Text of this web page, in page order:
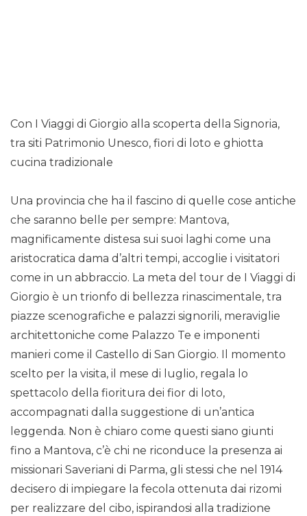
Con I Viaggi di Giorgio alla scoperta della Signoria,
tra siti Patrimonio Unesco, fiori di loto e ghiotta
cucina tradizionale
Una provincia che ha il fascino di quelle cose antiche
che saranno belle per sempre: Mantova,
magnificamente distesa sui suoi laghi come una
aristocratica dama d’altri tempi, accoglie i visitatori
come in un abbraccio. La meta del tour de I Viaggi di
Giorgio è un trionfo di bellezza rinascimentale, tra
piazze scenografiche e palazzi signorili, meraviglie
architettoniche come Palazzo Te e imponenti
manieri come il Castello di San Giorgio. Il momento
scelto per la visita, il mese di luglio, regala lo
spettacolo della fioritura dei fior di loto,
accompagnati dalla suggestione di un’antica
leggenda. Non è chiaro come questi siano giunti
fino a Mantova, c’è chi ne riconduce la presenza ai
missionari Saveriani di Parma, gli stessi che nel 1914
decisero di impiegare la fecola ottenuta dai rizomi
per realizzare del cibo, ispirandosi alla tradizione